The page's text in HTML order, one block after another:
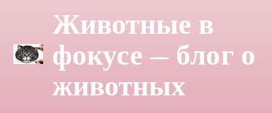
Животные в
фокусе — блог о
животных